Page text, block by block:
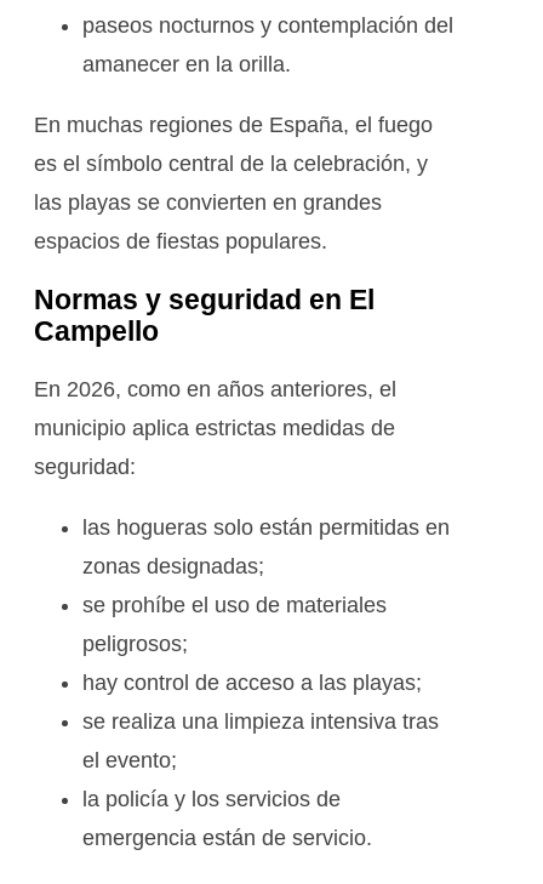
paseos nocturnos y contemplación del
amanecer en la orilla.
En muchas regiones de España, el fuego
es el símbolo central de la celebración, y
las playas se convierten en grandes
espacios de fiestas populares.
Normas y seguridad en El
Campello
En 2026, como en años anteriores, el
municipio aplica estrictas medidas de
seguridad:
las hogueras solo están permitidas en
zonas designadas;
se prohíbe el uso de materiales
peligrosos;
hay control de acceso a las playas;
se realiza una limpieza intensiva tras
el evento;
la policía y los servicios de
emergencia están de servicio.